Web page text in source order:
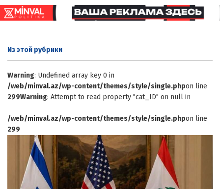
Из этой рубрики
Warning: Undefined array key 0 in
/web/minval.az/wp-content/themes/style/single.phpon line
299Warning: Attempt to read property "cat_ID" on null in
/web/minval.az/wp-content/themes/style/single.phpon line
299